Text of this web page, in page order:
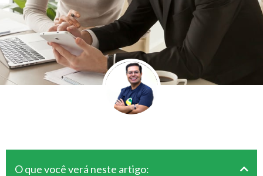
O que você verá neste artigo: